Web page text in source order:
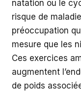
natation ou le
risque de
préoccupation
mesure que les
Ces exercices
augmentent
de poids